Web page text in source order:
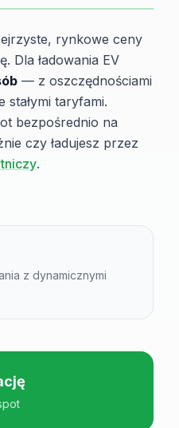
rynkowe ceny
Dla ładowania EV
— z oszczędnościami
taryfami.
bezpośrednio na
czy ładujesz przez
.
z dynamicznymi